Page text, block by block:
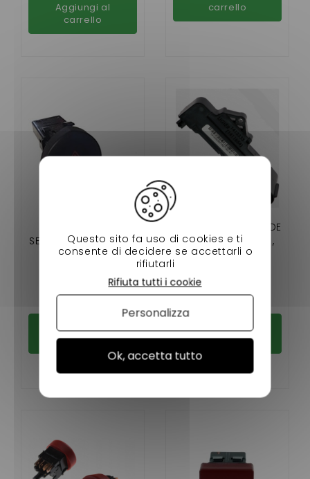
Aggiungi al
carrello
carrello
SEGNALAZIONE AIXAM
CITY, GTO,
CROSSOVER (GAMMA
IMPULSE, VISION,
Disponibile
Aggiungi al
carrello
CAPTEUR DE LEVIER DE
VITESSE LIGIER IXO ,
J50 ,FLEX , MGO
Disponibile
Aggiungi al
carrello
Questo sito fa uso di cookies e ti
consente di decidere se accettarli o
rifiutarli
Ok, accetta tutto
Rifiuta tutti i cookie
Personalizza